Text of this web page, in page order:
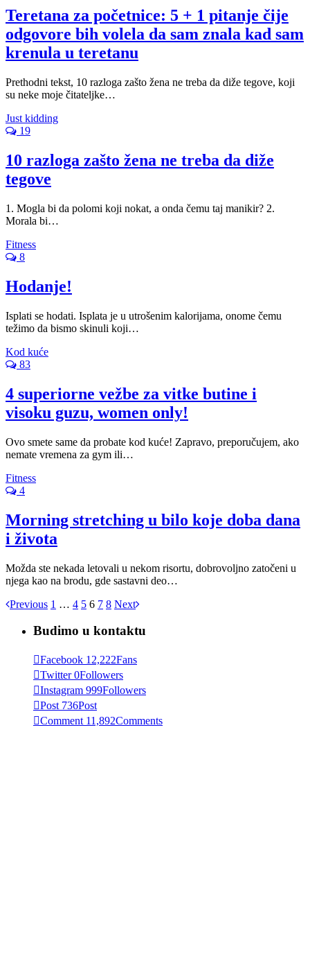
Teretana za početnice: 5 + 1 pitanje čije
odgovore bih volela da sam znala kad sam
krenula u teretanu
Prethodni tekst, 10 razloga zašto žena ne treba da diže tegove, koji
su neke moje čitateljke…
Just kidding
19
10 razloga zašto žena ne treba da diže
tegove
1. Mogla bi da polomi koji nokat, a onda čemu taj manikir? 2.
Morala bi…
Fitness
8
Hodanje!
Isplati se hodati. Isplata je u utrošenim kalorijama, onome čemu
težimo da bismo skinuli koji…
Kod kuće
83
4 superiorne vežbe za vitke butine i
visoku guzu, women only!
Ovo smete same da probate kod kuće! Zapravo, preporučujem, ako
nemate vremena za gym ili…
Fitness
4
Morning stretching u bilo koje doba dana
i života
Možda ste nekada letovali u nekom risortu, dobrovoljno zatočeni u
njega kao na brodu, gde sastavni deo…
Previous 1 … 4 5 6 7 8 Next
Budimo u kontaktu
Facebook 12,222Fans
Twitter 0Followers
Instagram 999Followers
Post 736Post
Comment 11,892Comments